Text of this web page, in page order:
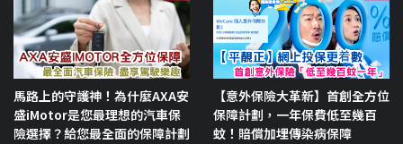
馬路上的守護神！為什麼AXA安
盛iMotor是您最理想的汽車保
險選擇？給您最全面的保障計劃
【意外保險大革新】首創全方位
保障計劃，一年保費低至幾百
蚊！賠償加埋傳染病保障